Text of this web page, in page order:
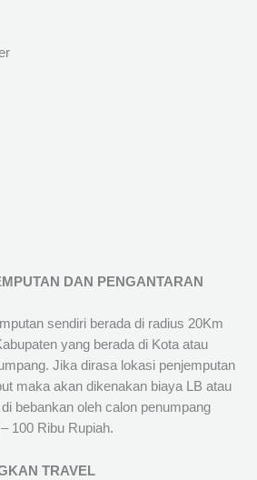
DAN PENGANTARAN
sendiri berada di radius 20Km
yang berada di Kota atau
Jika dirasa lokasi penjemputan
maka akan dikenakan biaya LB atau
bebankan oleh calon penumpang
100 Ribu Rupiah.
TRAVEL